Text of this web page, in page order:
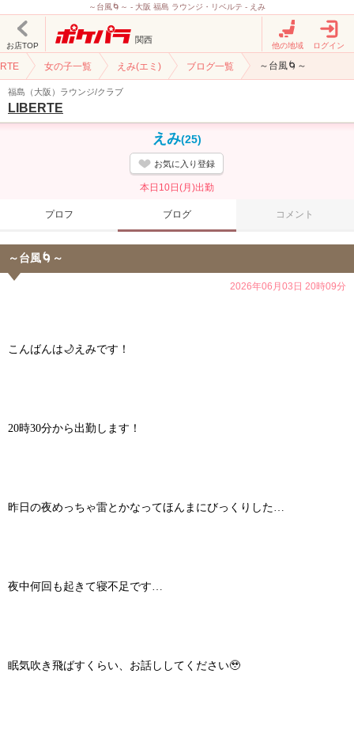
～台風🌀～ - 大阪 福島 ラウンジ・リベルテ - えみ
お店TOP
関西
他の地域 ログイン
女の子一覧 えみ(エミ) ブログ一覧 ～台風🌀～
福島（大阪）ラウンジ/クラブ
LIBERTE
えみ(25)
お気に入り登録
本日10日(月)出勤
プロフ ブログ コメント
～台風🌀～
2026年06月03日 20時09分
こんばんは🌙えみです！
20時30分から出勤します！
昨日の夜めっちゃ雷とかなってほんまにびっくりした…
夜中何回も起きて寝不足です…
眠気吹き飛ばすくらい、お話ししてください🥹